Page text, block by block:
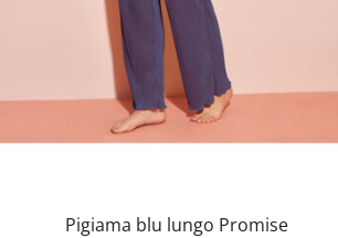
Pigiama blu lungo Promise